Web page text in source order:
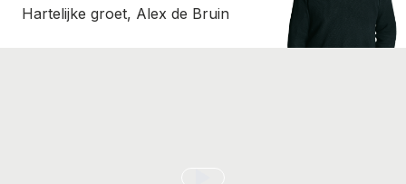
Hartelijke groet, Alex de Bruin